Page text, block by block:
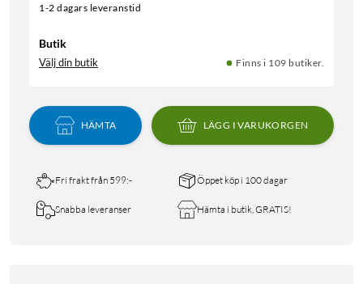
1-2 dagars leveranstid
Butik
Välj din butik Finns i 109 butiker.
HÄMTA LÄGG I VARUKORGEN
Fri frakt från 599:- Öppet köp i 100 dagar
Snabba leveranser Hämta i butik, GRATIS!